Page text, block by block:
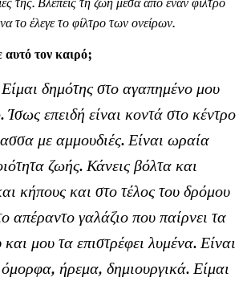
το έλεγε το φίλτρο των ονείρων.
τον καιρό;
δημότης στο αγαπημένο μου
επειδή είναι κοντά στο κέντρο
με αμμουδιές. Είναι ωραία
ζωής. Κάνεις βόλτα και
κήπους και στο τέλος του δρόμου
απέραντο γαλάζιο που παίρνει τα
μου τα επιστρέφει λυμένα. Είναι
ήρεμα, δημιουργικά. Είμαι